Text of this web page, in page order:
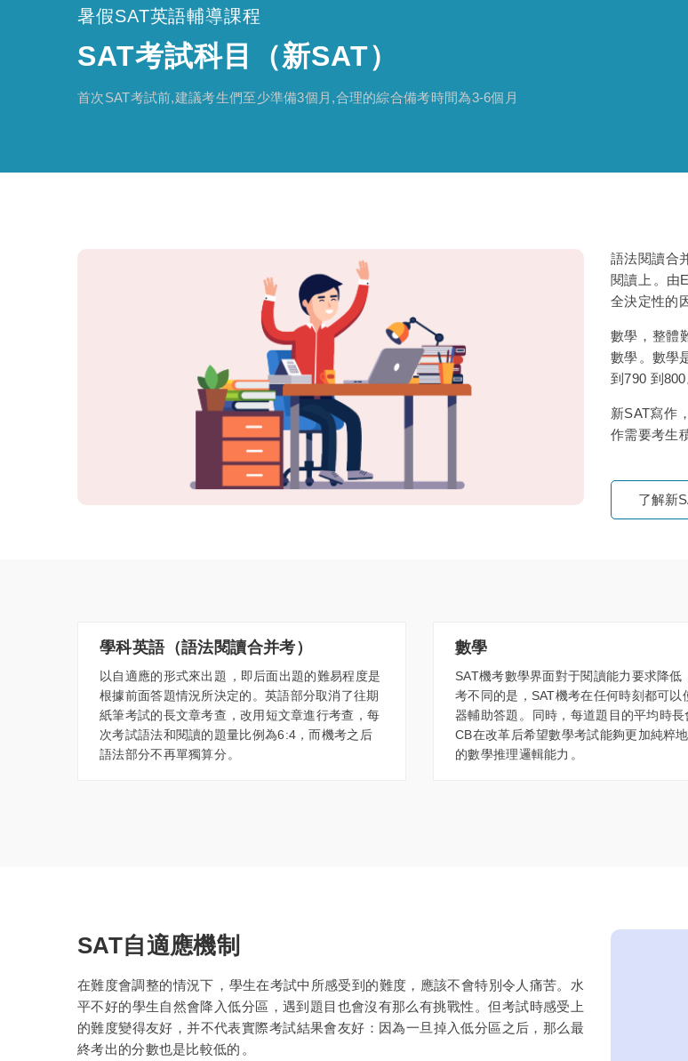
暑假SAT英語輔導課程
SAT考試科目（新SAT）
首次SAT考試前,建議考生們至少準備3個月,合理的綜合備考時間為3-6個月
語法閱讀合
閱讀上
全決定性的因
數學，整
數學。數
到790 到800
新SAT寫作
作需要考生積
了解新
學科英語（語法閱讀合并考）
以自適應的形式來出題，即后面出題的難易程度是
根據前面答題情況所決定的。英語部分取消了往期
紙筆考試的長文章考查，改用短文章進行考查，每
次考試語法和閱讀的題量比例為6:4，而機考之后
語法部分不再單獨算分。
數學
SAT機考數學界面對于閱讀能力要求降低
考不同的是，SAT機考在任何時刻都可以
器輔助答題。同時，每道題目的平均時長會增
CB在改革后希望數學考試能夠更加純粹
的數學推理邏輯能力。
SAT自適應機制
在難度會調整的情況下，學生在考試中所感受到的難度，應該不會特別令人痛苦。水
平不好的學生自然會降入低分區，遇到題目也會沒有那么有挑戰性。但考試時感受上
的難度變得友好，并不代表實際考試結果會友好：因為一旦掉入低分區之后，那么最
終考出的分數也是比較低的。